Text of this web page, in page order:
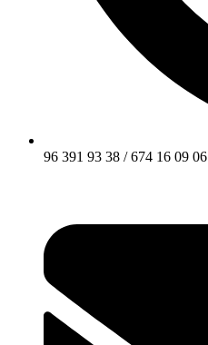
96 391 93 38 / 674 16 09 06